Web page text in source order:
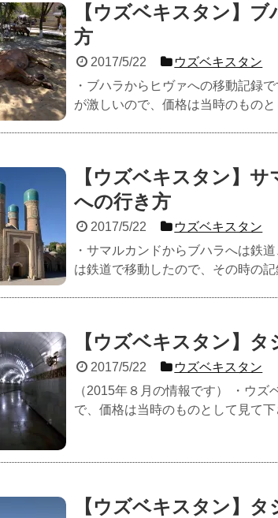
【ウズベキスタン】
方
2017/5/22
ウズベキスタン
・ブハラからヒヴァへの移動記録
が激しいので、価格は当時のものと
【ウズベキスタン】
への行き方
2017/5/22
ウズベキスタン
・サマルカンドからブハラへは鉄
は鉄道で移動したので、その時の記
【ウズベキスタン】
2017/5/22
ウズベキスタン
（2015年８月の情報です） ・ウ
で、価格は当時のものとして見て下
【ウズベキスタン】